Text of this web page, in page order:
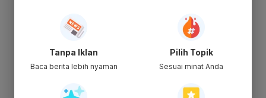
Tanpa Iklan
Baca berita lebih nyaman
Pilih Topik
Sesuai minat Anda